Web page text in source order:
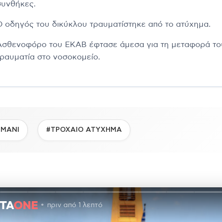
οδηγός του δικύκλου τραυματίστηκε από το ατύχημα.
του ΕΚΑΒ έφτασε άμεσα για τη μεταφορά
στο νοσοκομείο.
#ΤΡΟΧΑΙΟ ΑΤΥΧΗΜΑ
πριν από 1 λεπτό